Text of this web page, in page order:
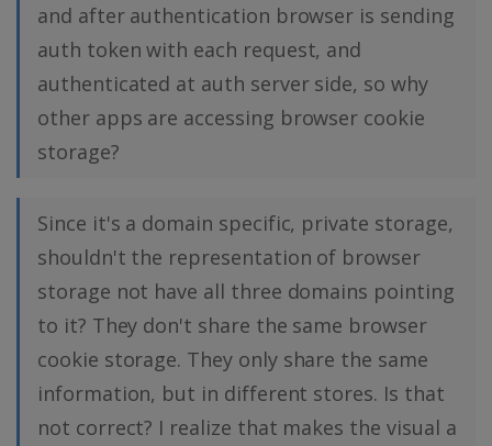
and after authentication browser is sending
auth token with each request, and
authenticated at auth server side, so why
other apps are accessing browser cookie
storage?
Since it's a domain specific, private storage,
shouldn't the representation of browser
storage not have all three domains pointing
to it? They don't share the same browser
cookie storage. They only share the same
information, but in different stores. Is that
not correct? I realize that makes the visual a